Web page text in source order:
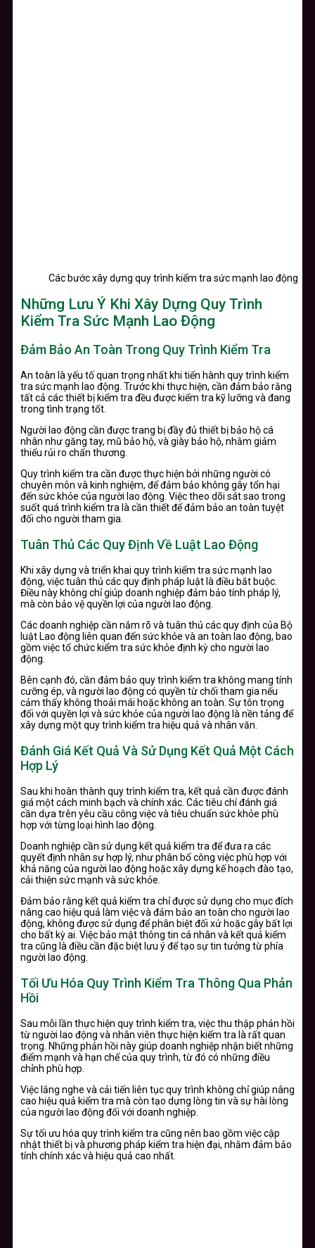
Các bước xây dựng quy trình kiểm tra sức mạnh lao động
Những Lưu Ý Khi Xây Dựng Quy Trình
Kiểm Tra Sức Mạnh Lao Động
Đảm Bảo An Toàn Trong Quy Trình Kiểm Tra
An toàn là yếu tố quan trọng nhất khi tiến hành quy trình kiểm
tra sức mạnh lao động. Trước khi thực hiện, cần đảm bảo rằng
tất cả các thiết bị kiểm tra đều được kiểm tra kỹ lưỡng và đang
trong tình trạng tốt.
Người lao động cần được trang bị đầy đủ thiết bị bảo hộ cá
nhân như găng tay, mũ bảo hộ, và giày bảo hộ, nhằm giảm
thiểu rủi ro chấn thương.
Quy trình kiểm tra cần được thực hiện bởi những người có
chuyên môn và kinh nghiệm, để đảm bảo không gây tổn hại
đến sức khỏe của người lao động. Việc theo dõi sát sao trong
suốt quá trình kiểm tra là cần thiết để đảm bảo an toàn tuyệt
đối cho người tham gia.
Tuân Thủ Các Quy Định Về Luật Lao Động
Khi xây dựng và triển khai quy trình kiểm tra sức mạnh lao
động, việc tuân thủ các quy định pháp luật là điều bắt buộc.
Điều này không chỉ giúp doanh nghiệp đảm bảo tính pháp lý,
mà còn bảo vệ quyền lợi của người lao động.
Các doanh nghiệp cần nắm rõ và tuân thủ các quy định của Bộ
luật Lao động liên quan đến sức khỏe và an toàn lao động, bao
gồm việc tổ chức kiểm tra sức khỏe định kỳ cho người lao
động.
Bên cạnh đó, cần đảm bảo quy trình kiểm tra không mang tính
cưỡng ép, và người lao động có quyền từ chối tham gia nếu
cảm thấy không thoải mái hoặc không an toàn. Sự tôn trọng
đối với quyền lợi và sức khỏe của người lao động là nền tảng để
xây dựng một quy trình kiểm tra hiệu quả và nhân văn.
Đánh Giá Kết Quả Và Sử Dụng Kết Quả Một Cách
Hợp Lý
Sau khi hoàn thành quy trình kiểm tra, kết quả cần được đánh
giá một cách minh bạch và chính xác. Các tiêu chí đánh giá
cần dựa trên yêu cầu công việc và tiêu chuẩn sức khỏe phù
hợp với từng loại hình lao động.
Doanh nghiệp cần sử dụng kết quả kiểm tra để đưa ra các
quyết định nhân sự hợp lý, như phân bổ công việc phù hợp với
khả năng của người lao động hoặc xây dựng kế hoạch đào tạo,
cải thiện sức mạnh và sức khỏe.
Đảm bảo rằng kết quả kiểm tra chỉ được sử dụng cho mục đích
nâng cao hiệu quả làm việc và đảm bảo an toàn cho người lao
động, không được sử dụng để phân biệt đối xử hoặc gây bất lợi
cho bất kỳ ai. Việc bảo mật thông tin cá nhân và kết quả kiểm
tra cũng là điều cần đặc biệt lưu ý để tạo sự tin tưởng từ phía
người lao động.
Tối Ưu Hóa Quy Trình Kiểm Tra Thông Qua Phản
Hồi
Sau mỗi lần thực hiện quy trình kiểm tra, việc thu thập phản hồi
từ người lao động và nhân viên thực hiện kiểm tra là rất quan
trọng. Những phản hồi này giúp doanh nghiệp nhận biết những
điểm mạnh và hạn chế của quy trình, từ đó có những điều
chỉnh phù hợp.
Việc lắng nghe và cải tiến liên tục quy trình không chỉ giúp nâng
cao hiệu quả kiểm tra mà còn tạo dựng lòng tin và sự hài lòng
của người lao động đối với doanh nghiệp.
Sự tối ưu hóa quy trình kiểm tra cũng nên bao gồm việc cập
nhật thiết bị và phương pháp kiểm tra hiện đại, nhằm đảm bảo
tính chính xác và hiệu quả cao nhất.